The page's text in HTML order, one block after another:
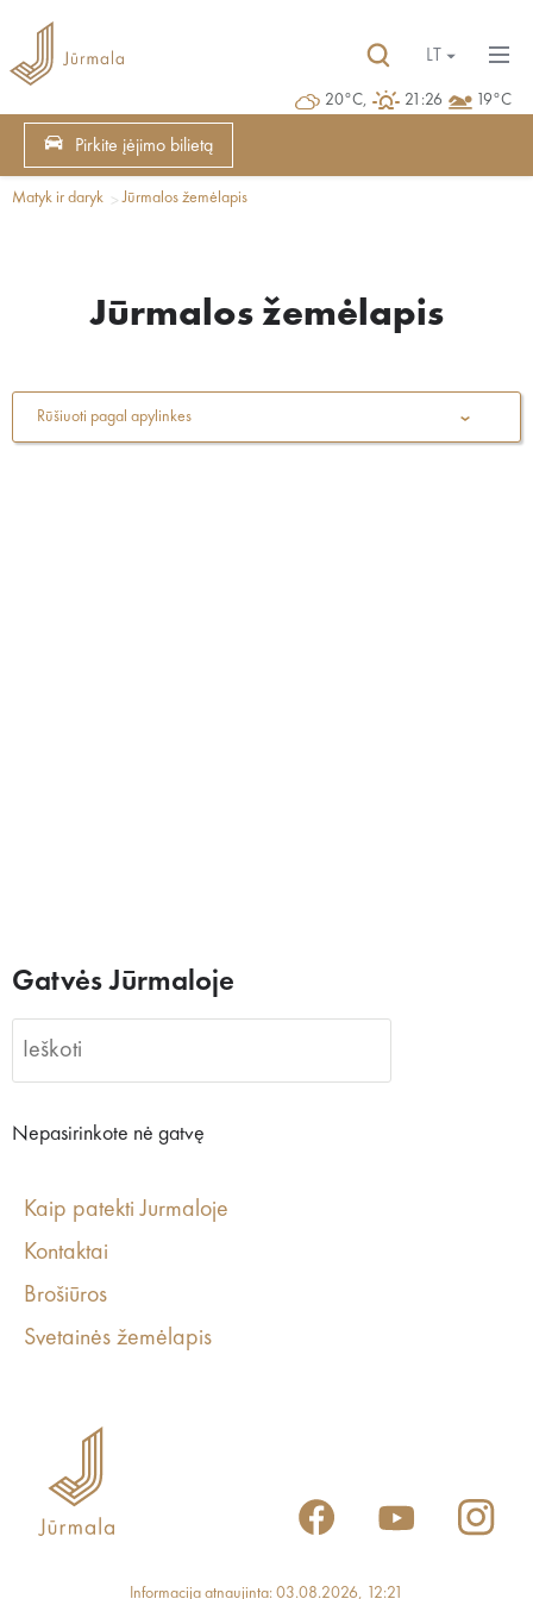
20°C, 21:26 19°C
LT
Pirkite įėjimo bilietą
Matyk ir daryk Jūrmalos žemėlapis
Jūrmalos žemėlapis
Rūšiuoti pagal apylinkes
Gatvės Jūrmaloje
Nepasirinkote nė gatvę
Kaip patekti Jurmaloje
Kontaktai
Brošiūros
Svetainės žemėlapis
Informacija atnaujinta: 03.08.2026, 12:21